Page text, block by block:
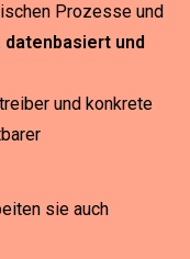
Prozesse und
und
und konkrete
sie auch